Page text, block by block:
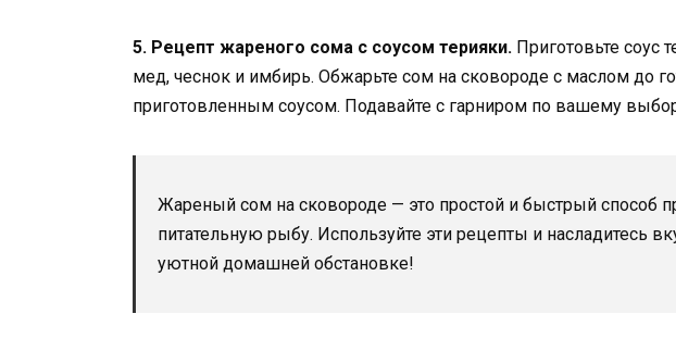
5. Рецепт жареного сома с соусом терияки. Приготовьте соус
мед, чеснок и имбирь. Обжарьте сом на сковороде с маслом до
приготовленным соусом. Подавайте с гарниром по вашему
Жареный сом на сковороде — это простой и быстрый способ
питательную рыбу. Используйте эти рецепты и насладитесь
уютной домашней обстановке!